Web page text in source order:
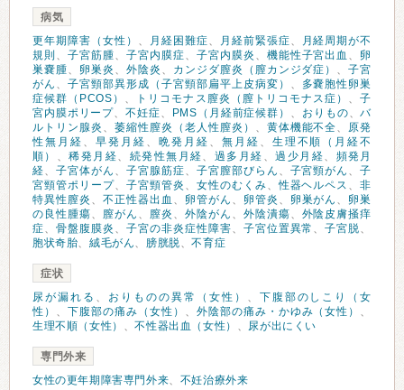
病気
更年期障害（女性） 、 月経困難症、 月経前緊張症、
月経周期が不
規則 、 子宮筋腫、 子宮内膜症、 子宮内膜炎 、 機能性子宮出血 、 卵
巣嚢腫、 卵巣炎 、 外陰炎 、 カンジダ膣炎（膣カンジダ症） 、子宮
がん 、 子宮頸部異形成（子宮頸部扁平上皮病変） 、
多嚢胞性卵巣
症候群（PCOS） 、 トリコモナス膣炎（膣トリコモナス症） 、子
宮内膜ポリープ、不妊症、 PMS（月経前症候群） 、 おりもの、バ
ルトリン腺炎 、 萎縮性膣炎（老人性膣炎） 、 黄体機能不全、 原発
性無月経 、 早発月経 、 晩発月経 、 無月経 、 生理不順（月経不
順） 、稀発月経、 続発性無月経、 過多月経 、過少月経、 頻発月
経、 子宮体がん 、 子宮腺筋症、 子宮膣部びらん 、 子宮頸がん 、子
宮頸管ポリープ、 子宮頸管炎 、 女性のむくみ、性器ヘルペス 、非
特異性膣炎 、 不正性器出血 、 卵管がん 、 卵管炎 、 卵巣がん 、 卵巣
の良性腫瘍、 膣がん 、 膣炎 、 外陰がん 、 外陰潰瘍、 外陰皮膚掻痒
症、 骨盤腹膜炎 、 子宮の非炎症性障害、 子宮位置異常 、子宮脱、
胞状奇胎、絨毛がん、 膀胱脱、不育症
症状
尿が漏れる 、 おりものの異常（女性） 、 下腹部のしこり（女
性） 、 下腹部の痛み（女性） 、 外陰部の痛み・かゆみ（女性） 、
生理不順（女性） 、不性器出血（女性） 、 尿が出にくい
専門外来
女性の更年期障害専門外来、 不妊治療外来